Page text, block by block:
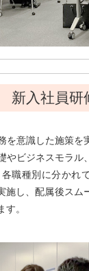
新入社員研
を意識した施策を
やビジネスモラル
職種別に分かれ
施し、配属後スム
す。